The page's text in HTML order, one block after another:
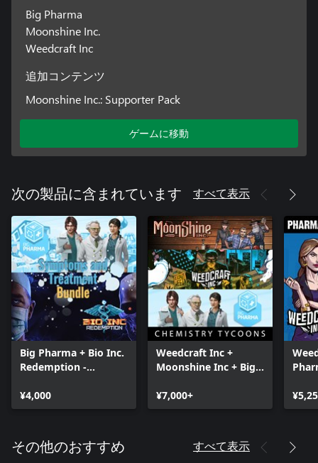
Big Pharma
Moonshine Inc.
Weedcraft Inc
追加コンテンツ
Moonshine Inc.: Supporter Pack
ゲームに移動
次の製品に含まれています すべて表示
Big Pharma + Bio Inc.
Redemption -
Treatment Bundle
¥4,000
Weedcraft Inc +
Moonshine Inc + Big
Tycoons Bundle
¥7,000+
その他のおすすめ すべて表示